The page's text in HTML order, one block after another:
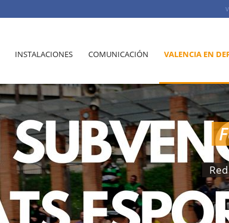
INSTALACIONES COMUNICACIÓN VALENCIA EN